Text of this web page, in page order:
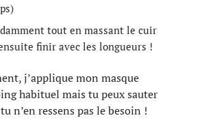
tout en massant le cuir
finir avec les longueurs !
j’applique mon masque
habituel mais tu peux sauter
n’en ressens pas le besoin !